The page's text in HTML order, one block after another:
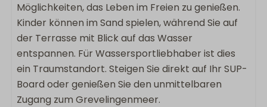
Schlafzimmer
Doppelbett: 2
Schlafzimmer im Erdgeschoss
Fernseher im Schlafzimmer
Boxspring
Möglichkeiten, das Leben im Freien zu genießen.
Kinder können im Sand spielen, während Sie auf
der Terrasse mit Blick auf das Wasser
entspannen. Für Wassersportliebhaber ist dies
ein Traumstandort. Steigen Sie direkt auf Ihr SUP-
Board oder genießen Sie den unmittelbaren
Zugang zum Grevelingenmeer.